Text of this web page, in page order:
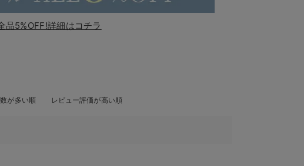
5%OFF!詳細はコチラ
が多い順 レビュー評価が高い順